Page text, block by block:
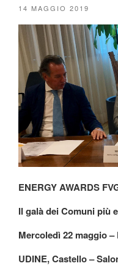
PUBBLICATO
14 MAGGIO 2019
ENERGY AWARDS
Il galà dei Comuni più
Mercoledì 22 maggio –
UDINE, Castello –